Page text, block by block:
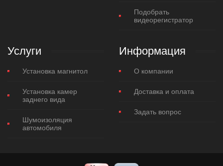
Подобрать
видеорегистратор
Услуги
Установка магнитол
Установка камер
заднего вида
Шумоизоляция
автомобиля
Информация
О компании
Доставка и оплата
Задать вопрос